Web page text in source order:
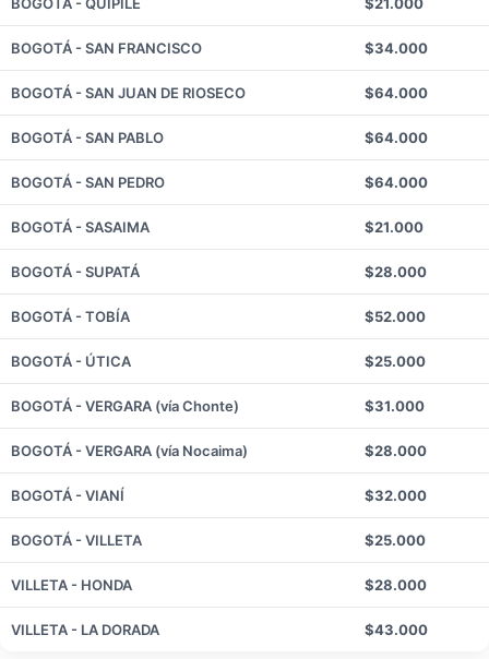
BOGOTÁ - SAN FRANCISCO $34.000
BOGOTÁ - SAN JUAN DE RIOSECO $64.000
BOGOTÁ - SAN PABLO $64.000
BOGOTÁ - SAN PEDRO $64.000
BOGOTÁ - SASAIMA $21.000
BOGOTÁ - SUPATÁ $28.000
BOGOTÁ - TOBÍA $52.000
BOGOTÁ - ÚTICA $25.000
BOGOTÁ - VERGARA (vía Chonte) $31.000
BOGOTÁ - VERGARA (vía Nocaima) $28.000
BOGOTÁ - VIANÍ $32.000
BOGOTÁ - VILLETA $25.000
VILLETA - HONDA $28.000
VILLETA - LA DORADA $43.000